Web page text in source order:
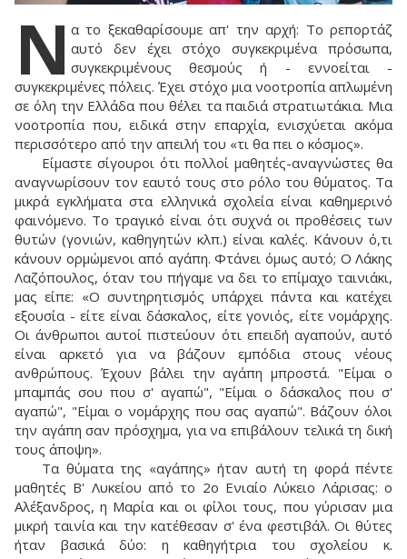
N α το ξεκαθαρίσουμε απ' την αρχή: Το ρεπορτάζ
αυτό δεν έχει στόχο συγκεκριμένα πρόσωπα,
συγκεκριμένους θεσμούς ή - εννοείται -
συγκεκριμένες πόλεις. Έχει στόχο μια νοοτροπία απλωμένη
σε όλη την Ελλάδα που θέλει τα παιδιά στρατιωτάκια. Μια
νοοτροπία που, ειδικά στην επαρχία, ενισχύεται ακόμα
περισσότερο από την απειλή του «τι θα πει ο κόσμος».
Είμαστε σίγουροι ότι πολλοί μαθητές-αναγνώστες θα
αναγνωρίσουν τον εαυτό τους στο ρόλο του θύματος. Τα
μικρά εγκλήματα στα ελληνικά σχολεία είναι καθημερινό
φαινόμενο. Το τραγικό είναι ότι συχνά οι προθέσεις των
θυτών (γονιών, καθηγητών κλπ.) είναι καλές. Κάνουν ό,τι
κάνουν ορμώμενοι από αγάπη. Φτάνει όμως αυτό; Ο Λάκης
Λαζόπουλος, όταν του πήγαμε να δει το επίμαχο ταινιάκι,
μας είπε: «Ο συντηρητισμός υπάρχει πάντα και κατέχει
εξουσία - είτε είναι δάσκαλος, είτε γονιός, είτε νομάρχης.
Οι άνθρωποι αυτοί πιστεύουν ότι επειδή αγαπούν, αυτό
είναι αρκετό για να βάζουν εμπόδια στους νέους
ανθρώπους. Έχουν βάλει την αγάπη μπροστά. "Είμαι ο
μπαμπάς σου που σ' αγαπώ", "Είμαι ο δάσκαλος που σ'
αγαπώ", "Είμαι ο νομάρχης που σας αγαπώ". Βάζουν όλοι
την αγάπη σαν πρόσχημα, για να επιβάλουν τελικά τη δική
τους άποψη».
Τα θύματα της «αγάπης» ήταν αυτή τη φορά πέντε
μαθητές Β' Λυκείου από το 2ο Ενιαίο Λύκειο Λάρισας: ο
Αλέξανδρος, η Μαρία και οι φίλοι τους, που γύρισαν μια
μικρή ταινία και την κατέθεσαν σ' ένα φεστιβάλ. Οι θύτες
ήταν βασικά δύο: η καθηγήτρια του σχολείου κ.